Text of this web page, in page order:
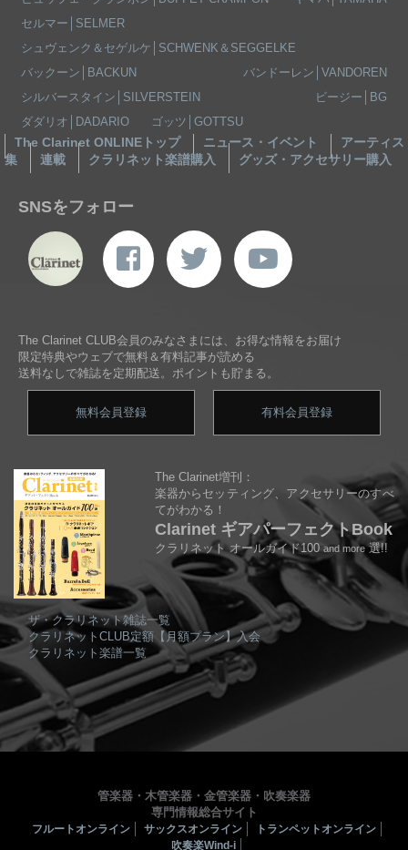
セルマー│SELMER
シュヴェンク＆セゲルケ│SCHWENK＆SEGGELKE
バックーン│BACKUN
バンドーレン│VANDOREN
シルバースタイン│SILVERSTEIN
ビージー│BG
ダダリオ│DADARIO
ゴッツ│GOTTSU
The Clarinet ONLINEトップ ニュース・イベント
アーティ
集
連載 クラリネット楽譜購入 グッズ・アクセサリー購入
SNSをフォロー
The Clarinet CLUB会員のみなさまには、お得な情報をお届け
限定特典やウェブで無料＆有料記事が読める
送料なしで雑誌を定期配送。ポイントも貯まる。
無料会員登録 有料会員登録
The Clarinet増刊：
楽器からセッティング、アクセサリーのすべ
てがわかる！
Clarinet ギアパーフェクトBook
クラリネット オールガイド100and more選!!
ザ・クラリネット雑誌一覧
クラリネットCLUB定額【月額プラン】入会
クラリネット楽譜一覧
管楽器・木管楽器・金管楽器・吹奏楽器
専門情報総合サイト
フルートオンライン サックスオンライン
トランペットオンライン
吹奏楽Wind-i